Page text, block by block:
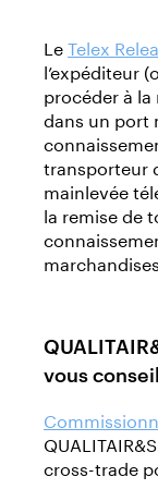
LeTelex
l’expéditeur
procéder à
dans un port
transporteur
mainlevée
la remise de
vous
cross-trade